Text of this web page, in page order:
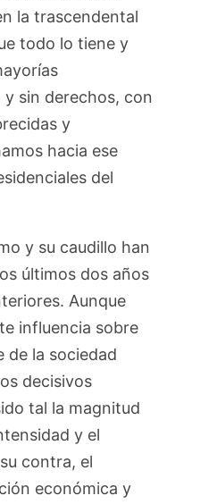
la trascendental
todo lo tiene y
sin derechos, con
y
hacia ese
del
y su caudillo han
últimos dos años
Aunque
influencia sobre
de la sociedad
decisivos
tal la magnitud
y el
contra, el
económica y